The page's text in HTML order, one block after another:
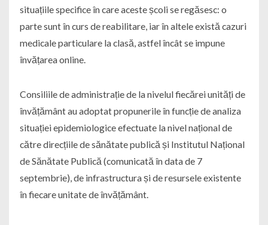
situațiile specifice în care aceste școli se regăsesc: o
parte sunt în curs de reabilitare, iar în altele există cazuri
medicale particulare la clasă, astfel încât se impune
învățarea online.
Consiliile de administrație de la nivelul fiecărei unități de
învățământ au adoptat propunerile în funcție de analiza
situației epidemiologice efectuate la nivel național de
către direcțiile de sănătate publică și Institutul Național
de Sănătate Publică (comunicată în data de 7
septembrie), de infrastructura și de resursele existente
în fiecare unitate de învățământ.